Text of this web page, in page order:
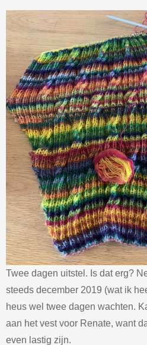
Twee dagen uitstel. Is dat erg?
steeds december 2019 (wat ik
heus wel twee dagen wachten.
aan het vest voor Renate, want
even lastig zijn.